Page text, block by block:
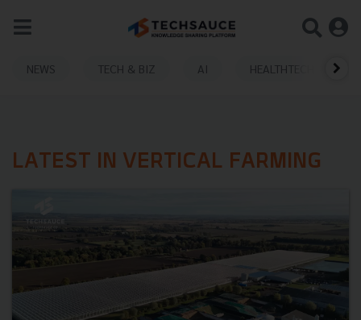
NEWS TECH & BIZ AI HEALTHTECH
LATEST IN VERTICAL FARMING